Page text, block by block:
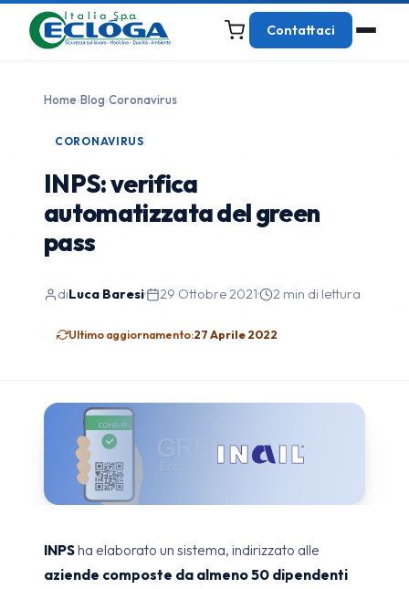
Contattaci
Home›Blog›Coronavirus
CORONAVIRUS
INPS: verifica
automatizzata del green
pass
diLuca Baresi· 29 Ottobre 2021· 2 min di lettura
Ultimo aggiornamento:27 Aprile 2022
INPSha elaborato un sistema, indirizzato alle
aziende composte da almeno 50 dipendenti